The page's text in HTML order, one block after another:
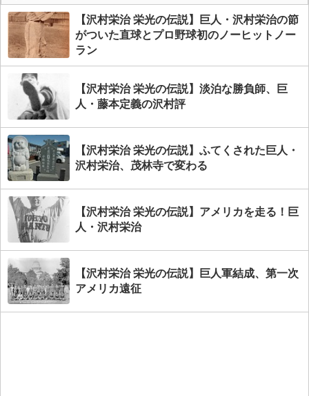
【沢村栄治 栄光の伝説】巨人・沢村栄治の節
がついた直球とプロ野球初のノーヒットノー
ラン
【沢村栄治 栄光の伝説】淡泊な勝負師、巨
人・藤本定義の沢村評
【沢村栄治 栄光の伝説】ふてくされた巨人・
沢村栄治、茂林寺で変わる
【沢村栄治 栄光の伝説】アメリカを走る！巨
人・沢村栄治
【沢村栄治 栄光の伝説】巨人軍結成、第一次
アメリカ遠征